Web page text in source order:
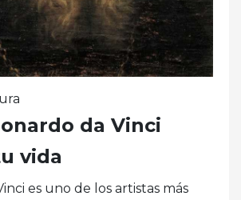
da Vinci
vida
es uno de los artistas más